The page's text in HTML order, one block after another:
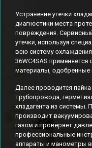
Устранение утечки
диагностики места
повреждения.
утечки, используя
всю систему
36WC4SAS
материалы, одобренные
Далее проводится
трубопровода,
хладагента из системы.
производит
газом и проверяет
профессиональные
аппараты и манометры